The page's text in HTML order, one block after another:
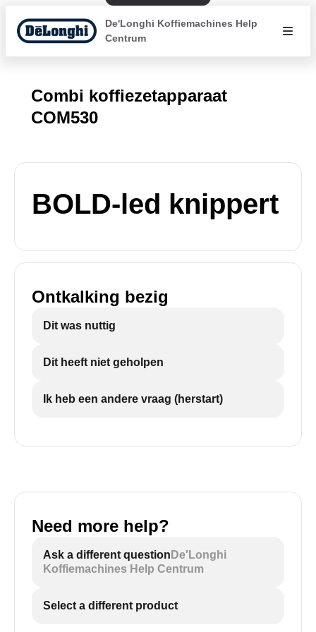
De'Longhi Koffiemachines Help
Centrum
Combi koffiezetapparaat
COM530
BOLD-led knippert
Ontkalking bezig
Dit was nuttig
Dit heeft niet geholpen
Ik heb een andere vraag (herstart)
Need more help?
Ask a different question De'Longhi
Koffiemachines Help Centrum
Select a different product